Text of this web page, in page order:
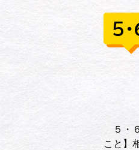
５
５・
こと】